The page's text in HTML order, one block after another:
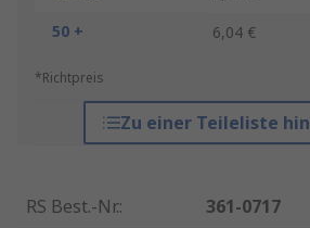
50 +
6,04 €
*Richtpreis
Zu einer Teileliste
RS Best.-Nr.:
361-0717